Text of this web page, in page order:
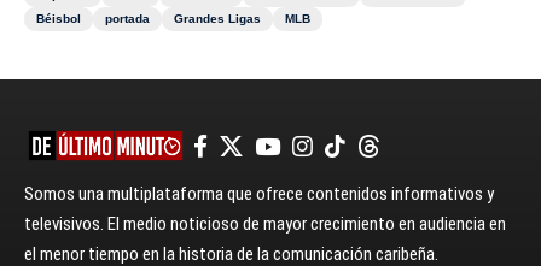
Béisbol
portada Grandes Ligas MLB
Somos una multiplataforma que ofrece contenidos informativos y
televisivos. El medio noticioso de mayor crecimiento en audiencia en
el menor tiempo en la historia de la comunicación caribeña.